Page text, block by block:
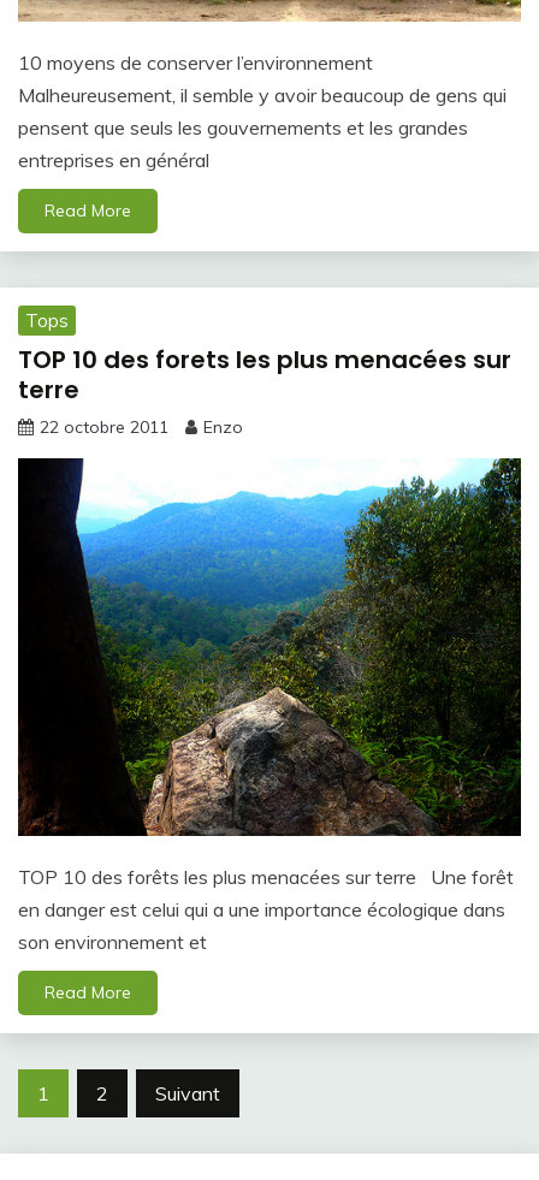
10 moyens de conserver l’environnement
Malheureusement, il semble y avoir beaucoup de gens qui
pensent que seuls les gouvernements et les grandes
entreprises en général
Read More
Tops
TOP 10 des forets les plus menacées sur
terre
22 octobre 2011 Enzo
TOP 10 des forêts les plus menacées sur terre Une forêt
en danger est celui qui a une importance écologique dans
son environnement et
Read More
Navigation
1 2 Suivant